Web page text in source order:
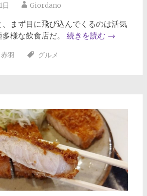
日 Giordano
まず目に飛び込んでくるのは活気
様な飲食店だ。 続きを読む →
赤羽 グルメ